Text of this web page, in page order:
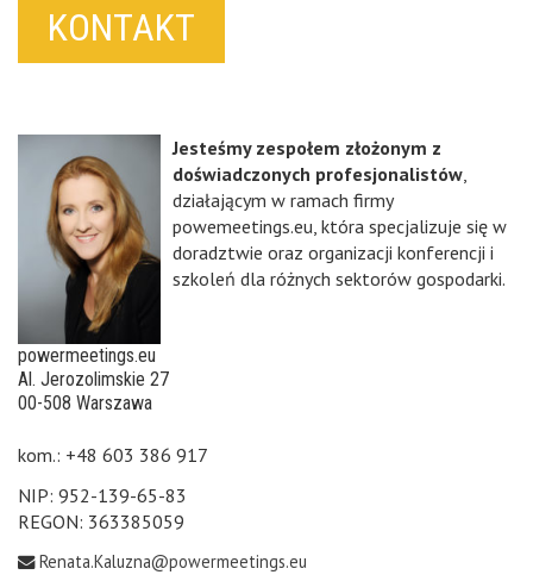
KONTAKT
Jesteśmy zespołem złożonym z
doświadczonych profesjonalistów,
działającym w ramach firmy
powemeetings.eu, która specjalizuje się w
doradztwie oraz organizacji konferencji i
szkoleń dla różnych sektorów gospodarki.
powermeetings.eu
Al. Jerozolimskie 27
00-508 Warszawa
kom.: +48 603 386 917
NIP: 952-139-65-83
REGON: 363385059
Renata.Kaluzna@powermeetings.eu